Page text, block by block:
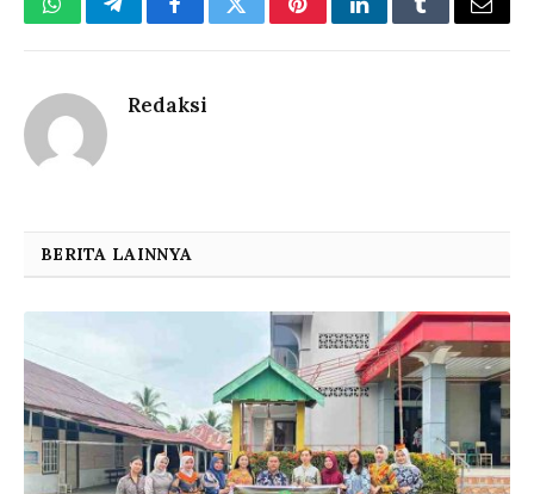
WhatsAppTelegramFacebookTwitterPinterestLinkedInTumblrEmail
Redaksi
BERITA LAINNYA